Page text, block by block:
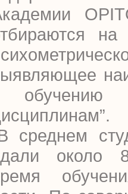
на
обучению
среднем
около